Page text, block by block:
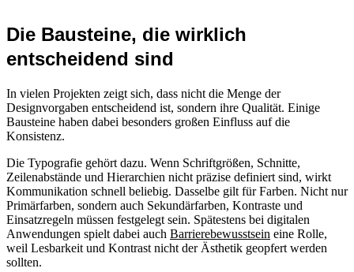
Die Bausteine, die wirklich
entscheidend sind
In vielen Projekten zeigt sich, dass nicht die Menge der
Designvorgaben entscheidend ist, sondern ihre Qualität. Einige
Bausteine haben dabei besonders großen Einfluss auf die
Konsistenz.
Die Typografie gehört dazu. Wenn Schriftgrößen, Schnitte,
Zeilenabstände und Hierarchien nicht präzise definiert sind, wirkt
Kommunikation schnell beliebig. Dasselbe gilt für Farben. Nicht nur
Primärfarben, sondern auch Sekundärfarben, Kontraste und
Einsatzregeln müssen festgelegt sein. Spätestens bei digitalen
Anwendungen spielt dabei auch Barrierebewusstsein eine Rolle,
weil Lesbarkeit und Kontrast nicht der Ästhetik geopfert werden
sollten.